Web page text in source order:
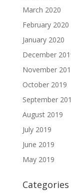
March 2020
February 2020
January 2020
December
November
October 2019
September
August 2019
July 2019
June 2019
May 2019
Categories